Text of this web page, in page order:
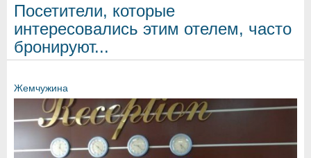
Посетители, которые
интересовались этим отелем, часто
бронируют...
Жемчужина